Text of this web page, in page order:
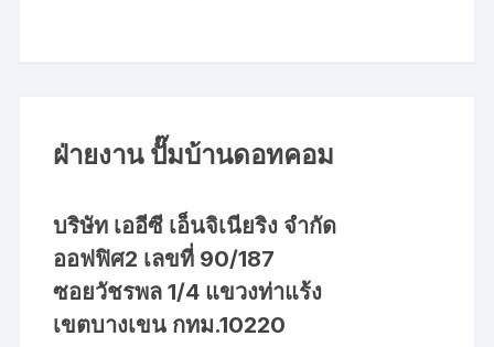
ฝ่ายงาน ปั๊มบ้านดอทคอม
บริษัท เออีซี เอ็นจิเนียริง จำกัด
ออฟฟิศ2 เลขที่ 90/187
ซอยวัชรพล 1/4 แขวงท่าแร้ง
เขตบางเขน กทม.10220